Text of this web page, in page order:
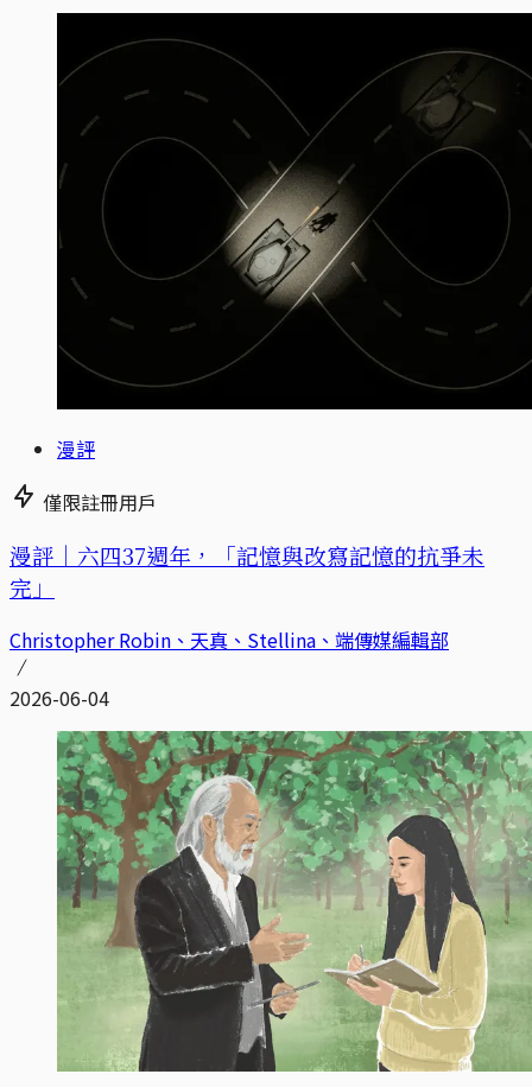
漫評
僅限註冊用戶
漫評｜六四37週年，「記憶與改寫記憶的抗爭未
完」
Christopher Robin、天真、Stellina、端傳媒編輯部
2026-06-04